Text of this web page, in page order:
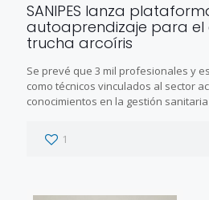
SANIPES lanza
autoaprendizaje para el
trucha arcoíris
Se prevé que 3 mil profesionales y
como técnicos vinculados al sector
conocimientos en la gestión
1